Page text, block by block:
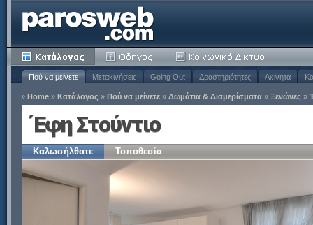
Πού να μείνετε Μετακινήσεις Going Out Δραστηριότητες Ακίνητα
» Home » Κατάλογος » Πού να μείνετε » Δωμάτια & Διαμερίσματα » Ξενώνες »
Έφη Στούντιο
Καλωσήλθατε Τοποθεσία